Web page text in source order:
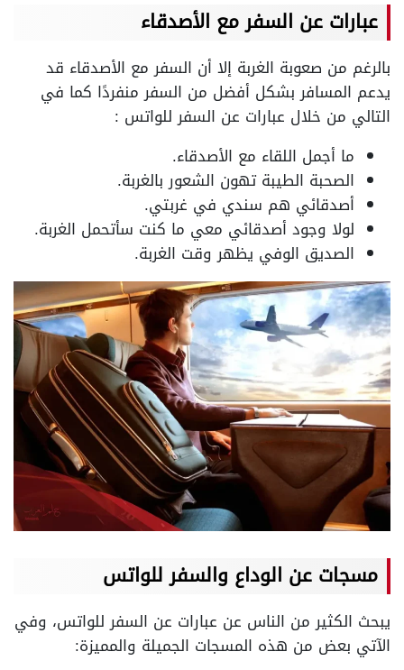
عبارات عن السفر مع الأصدقاء
بالرغم من صعوبة الغربة إلا أن السفر مع الأصدقاء قد
يدعم المسافر بشكل أفضل من السفر منفردًا كما في
التالي من خلال عبارات عن السفر للواتس :
ما أجمل اللقاء مع الأصدقاء.
الصحبة الطيبة تهون الشعور بالغربة.
أصدقائي هم سندي في غربتي.
لولا وجود أصدقائي معي ما كنت سأتحمل الغربة.
الصديق الوفي يظهر وقت الغربة.
مسجات عن الوداع والسفر للواتس
يبحث الكثير من الناس عن عبارات عن السفر للواتس، وفي
الآتي بعض من هذه المسجات الجميلة والمميزة: